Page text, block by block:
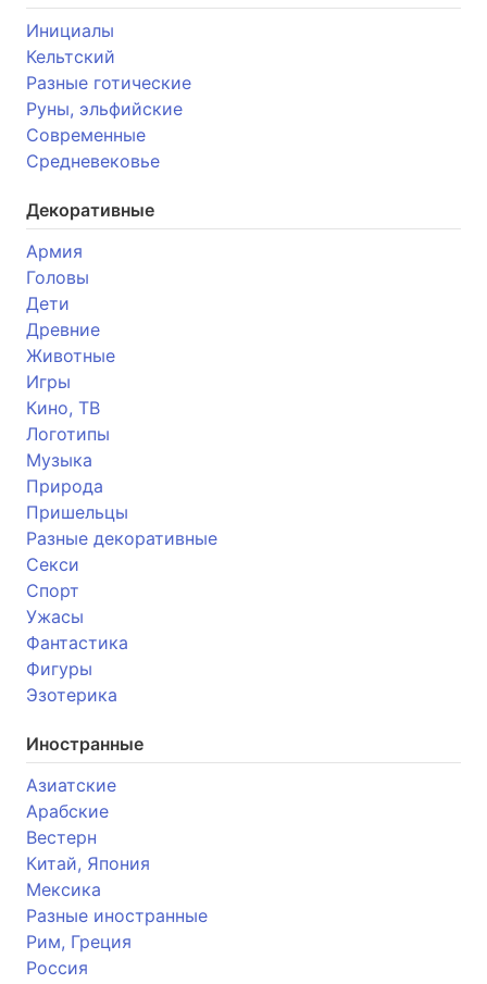
Инициалы
Кельтский
Разные готические
Руны, эльфийские
Современные
Средневековье
Декоративные
Армия
Головы
Дети
Древние
Животные
Игры
Кино, ТВ
Логотипы
Музыка
Природа
Пришельцы
Разные декоративные
Секси
Спорт
Ужасы
Фантастика
Фигуры
Эзотерика
Иностранные
Азиатские
Арабские
Вестерн
Китай, Япония
Мексика
Разные иностранные
Рим, Греция
Россия